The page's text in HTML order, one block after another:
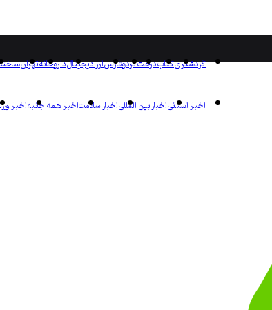
گردشگریکتابدرختگردوفارسارز دیجیتالداروخانهتهران
اخبار استانیاخبار بین المللیاخبار سلامتاخبار همه جانبهاخبار